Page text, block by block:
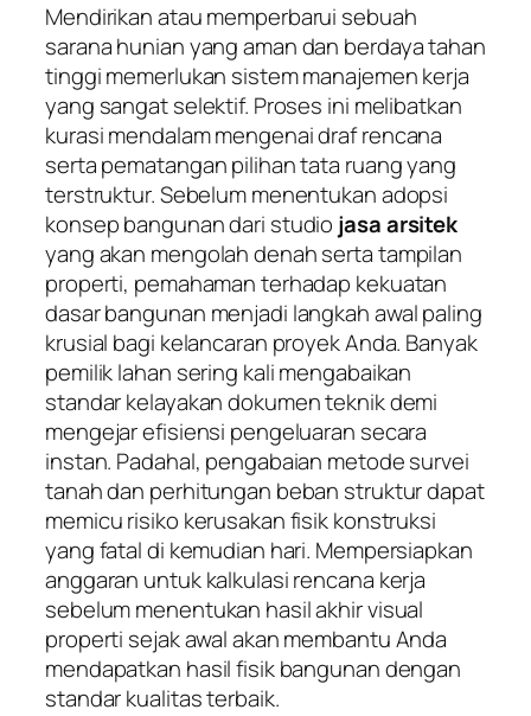
Mendirikan atau memperbarui sebuah
sarana hunian yang aman dan berdaya tahan
tinggi memerlukan sistem manajemen kerja
yang sangat selektif. Proses ini melibatkan
kurasi mendalam mengenai draf rencana
serta pematangan pilihan tata ruang yang
terstruktur. Sebelum menentukan adopsi
konsep bangunan dari studio jasa arsitek
yang akan mengolah denah serta tampilan
properti, pemahaman terhadap kekuatan
dasar bangunan menjadi langkah awal paling
krusial bagi kelancaran proyek Anda. Banyak
pemilik lahan sering kali mengabaikan
standar kelayakan dokumen teknik demi
mengejar efisiensi pengeluaran secara
instan. Padahal, pengabaian metode survei
tanah dan perhitungan beban struktur dapat
memicu risiko kerusakan fisik konstruksi
yang fatal di kemudian hari. Mempersiapkan
anggaran untuk kalkulasi rencana kerja
sebelum menentukan hasil akhir visual
properti sejak awal akan membantu Anda
mendapatkan hasil fisik bangunan dengan
standar kualitas terbaik.